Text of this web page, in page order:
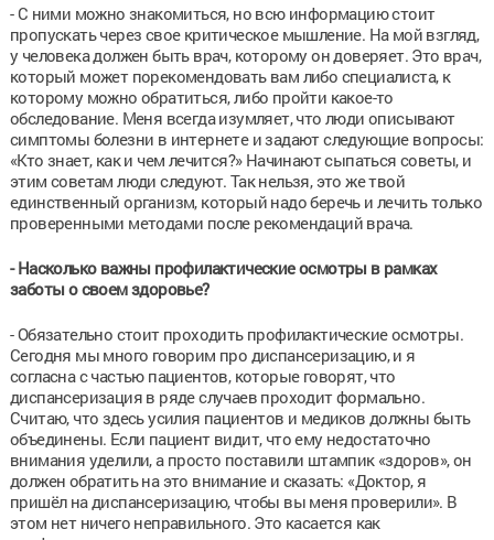
- С ними можно знакомиться, но всю информацию стоит
пропускать через свое критическое мышление. На мой взгляд,
у человека должен быть врач, которому он доверяет. Это врач,
который может порекомендовать вам либо специалиста, к
которому можно обратиться, либо пройти какое-то
обследование. Меня всегда изумляет, что люди описывают
симптомы болезни в интернете и задают следующие вопросы:
«Кто знает, как и чем лечится?» Начинают сыпаться советы, и
этим советам люди следуют. Так нельзя, это же твой
единственный организм, который надо беречь и лечить только
проверенными методами после рекомендаций врача.
- Насколько важны профилактические осмотры в рамках
заботы о своем здоровье?
- Обязательно стоит проходить профилактические осмотры.
Сегодня мы много говорим про диспансеризацию, и я
согласна с частью пациентов, которые говорят, что
диспансеризация в ряде случаев проходит формально.
Считаю, что здесь усилия пациентов и медиков должны быть
объединены. Если пациент видит, что ему недостаточно
внимания уделили, а просто поставили штампик «здоров», он
должен обратить на это внимание и сказать: «Доктор, я
пришёл на диспансеризацию, чтобы вы меня проверили». В
этом нет ничего неправильного. Это касается как